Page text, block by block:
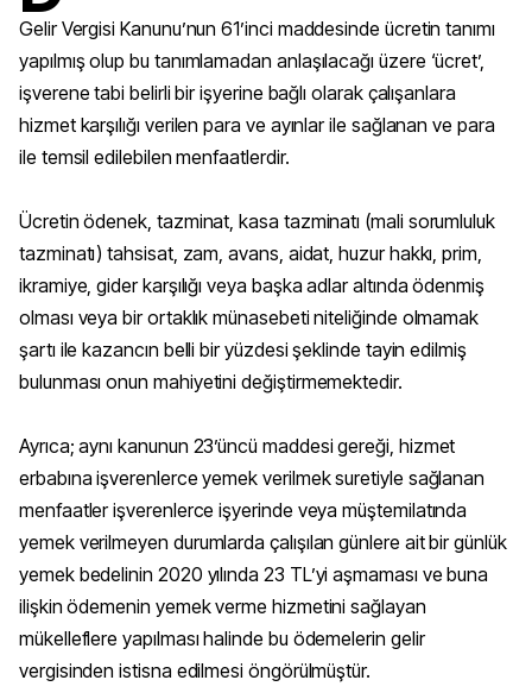
Gelir Vergisi Kanunu’nun 61’inci maddesinde ücretin tanımı
yapılmış olup bu tanımlamadan anlaşılacağı üzere ‘ücret’,
işverene tabi belirli bir işyerine bağlı olarak çalışanlara
hizmet karşılığı verilen para ve ayınlar ile sağlanan ve para
ile temsil edilebilen menfaatlerdir.
Ücretin ödenek, tazminat, kasa tazminatı (mali sorumluluk
tazminatı) tahsisat, zam, avans, aidat, huzur hakkı, prim,
ikramiye, gider karşılığı veya başka adlar altında ödenmiş
olması veya bir ortaklık münasebeti niteliğinde olmamak
şartı ile kazancın belli bir yüzdesi şeklinde tayin edilmiş
bulunması onun mahiyetini değiştirmemektedir.
Ayrıca; aynı kanunun 23’üncü maddesi gereği, hizmet
erbabına işverenlerce yemek verilmek suretiyle sağlanan
menfaatler işverenlerce işyerinde veya müştemilatında
yemek verilmeyen durumlarda çalışılan günlere ait bir günlük
yemek bedelinin 2020 yılında 23 TL’yi aşmaması ve buna
ilişkin ödemenin yemek verme hizmetini sağlayan
mükelleflere yapılması halinde bu ödemelerin gelir
vergisinden istisna edilmesi öngörülmüştür.